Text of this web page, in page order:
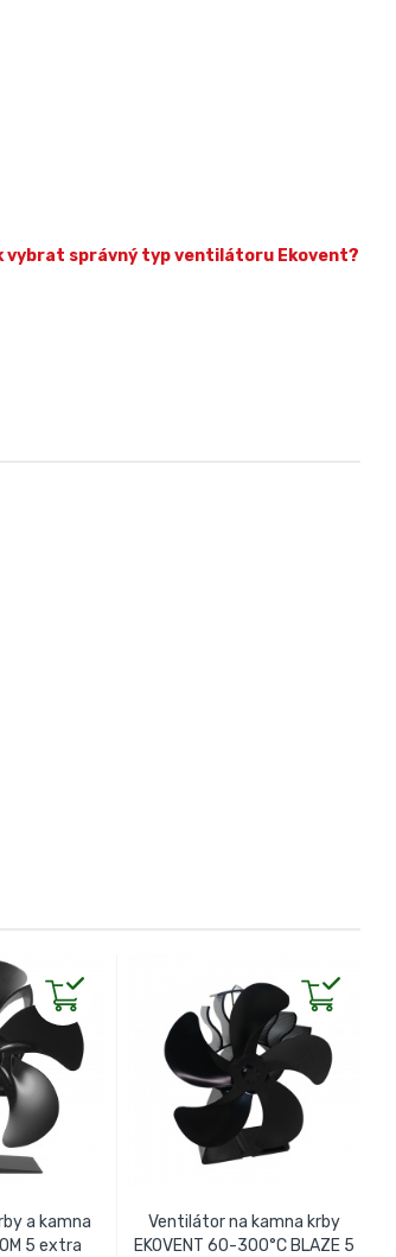
správný typ ventilátoru Ekovent?
a kamna
5 extra
Ventilátor na kamna krby
EKOVENT 60-300°C BLAZE 5